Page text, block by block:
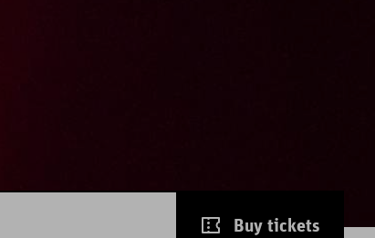
Buy tickets